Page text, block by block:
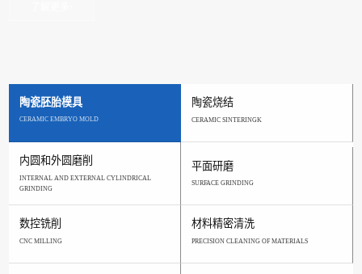
陶瓷胚胎模具
CERAMIC EMBRYO MOLD
陶瓷烧结
CERAMIC SINTERINGK
内圆和外圆磨削
INTERNAL AND EXTERNAL CYLINDRICAL
GRINDING
平面研磨
SURFACE GRINDING
数控铣削
CNC MILLING
材料精密清洗
PRECISION CLEANING OF MATERIALS